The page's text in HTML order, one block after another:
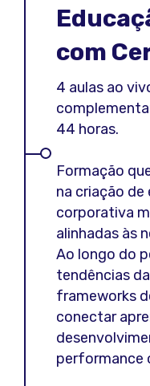
com
4 aulas ao
44 horas.
Formação
na criação
corporativa
alinhadas às
Ao longo do
tendências
frameworks
conectar
performance